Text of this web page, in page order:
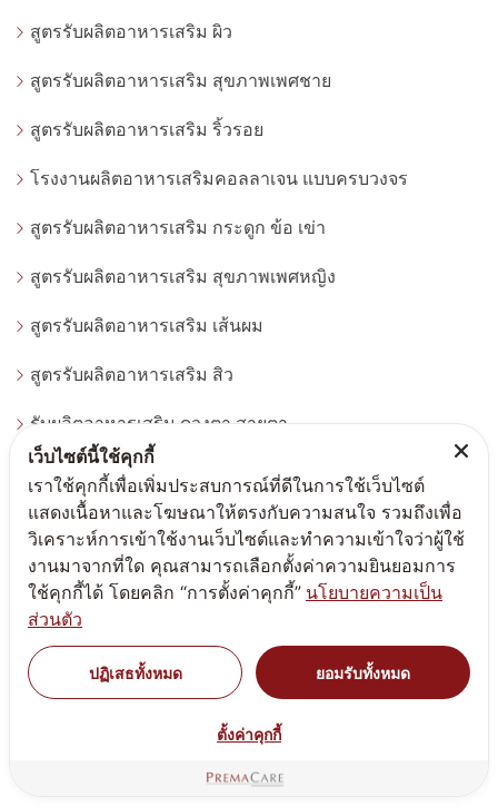
สูตรรับผลิตอาหารเสริม ผิว
สูตรรับผลิตอาหารเสริม สุขภาพเพศชาย
สูตรรับผลิตอาหารเสริม ริ้วรอย
โรงงานผลิตอาหารเสริมคอลลาเจน แบบครบวงจร
สูตรรับผลิตอาหารเสริม กระดูก ข้อ เข่า
สูตรรับผลิตอาหารเสริม สุขภาพเพศหญิง
สูตรรับผลิตอาหารเสริม เส้นผม
สูตรรับผลิตอาหารเสริม สิว
รับผลิตอาหารเสริม ดวงตา สายตา
สูตรรับผลิตอาหารเสริม สมอง
สูตรอาหารเสริมสุขภาพองค์รวม
ผงวิตามิน
รับผลิตอาหารเสริม สมุนไพร
สูตรผลิตภัณฑ์เพื่อสุขภาพ - Wellness Being
สูตรอาหารเสริม ชงดื่ม น้ำหนัก
เว็บไซต์นี้ใช้คุกกี้
เราใช้คุกกี้เพื่อเพิ่มประสบการณ์ที่ดีในการใช้เว็บไซต์
แสดงเนื้อหาและโฆษณาให้ตรงกับความสนใจ รวมถึงเพื่อ
วิเคราะห์การเข้าใช้งานเว็บไซต์และทำความเข้าใจว่าผู้ใช้
งานมาจากที่ใด คุณสามารถเลือกตั้งค่าความยินยอมการ
ใช้คุกกี้ได้ โดยคลิก “การตั้งค่าคุกกี้” นโยบายความเป็น
ส่วนตัว
ปฏิเสธทั้งหมด ยอมรับทั้งหมด
ตั้งค่าคุกกี้